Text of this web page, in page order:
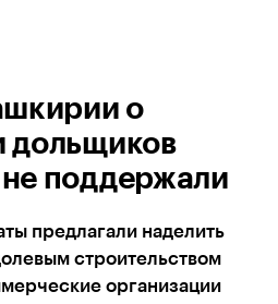
о
дольщиков
поддержали
предлагали наделить
строительством
организации